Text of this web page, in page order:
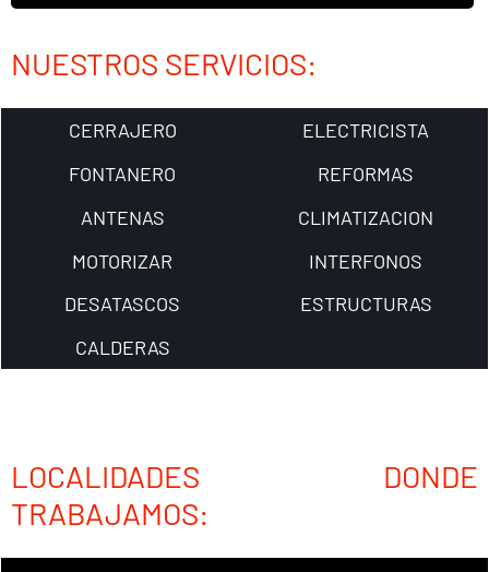
NUESTROS SERVICIOS:
CERRAJERO
ELECTRICISTA
FONTANERO
REFORMAS
ANTENAS
CLIMATIZACION
MOTORIZAR
INTERFONOS
DESATASCOS
ESTRUCTURAS
CALDERAS
LOCALIDADES DONDE
TRABAJAMOS: